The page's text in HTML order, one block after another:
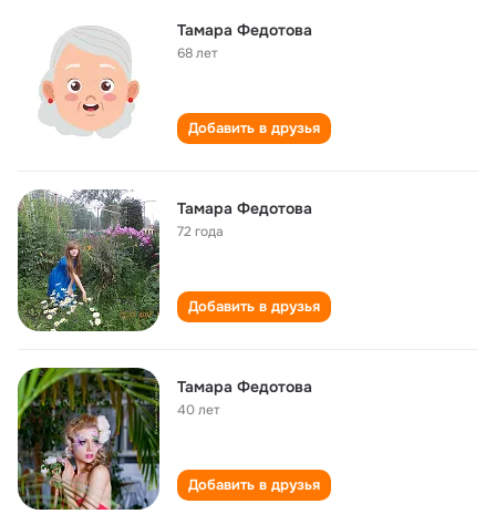
Тамара Федотова
68 лет
Добавить в друзья
Тамара Федотова
72 года
Добавить в друзья
Тамара Федотова
40 лет
Добавить в друзья